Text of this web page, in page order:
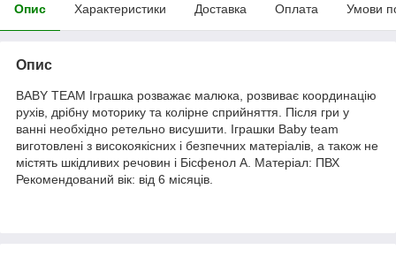
Опис Характеристики Доставка Оплата Умови
Опис
BABY TEAM Іграшка розважає малюка, розвиває координацію
рухів, дрібну моторику та колірне сприйняття. Після гри у
ванні необхідно ретельно висушити. Іграшки Baby team
виготовлені ​​з високоякісних і безпечних матеріалів, а також не
містять шкідливих речовин і Бісфенол А. Матеріал: ПВХ
Рекомендований вік: від 6 місяців.